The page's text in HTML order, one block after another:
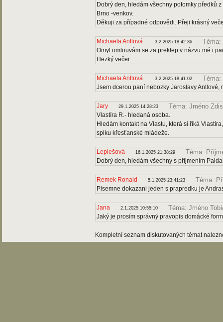
Dobrý den, hledám všechny potomky předků
Brno -venkov.
Děkuji za případné odpovědi. Přeji krásný
Michaela Antlová 3.2.2025 18:42:36 Téma:
Omyl omlouvám se za preklep v názvu mé i
Hezký večer.
Michaela Antlová 3.2.2025 18:41:02 Téma:
Jsem dcerou paní nebozky Jaroslavy
Jary 29.1.2025 14:28:23 Téma: Jméno
Vlastíra R.- hledaná osoba.
Hledám kontakt na Vlastu, která si říká
splku křesťanské mládeže.
Lepiešová 16.1.2025 21:38:29 Téma:
Dobrý den, hledám všechny s příjmením
Remek Ronald 5.1.2025 23:41:23 Téma:
Pisemne dokazani jeden s prapredku je
Jana 2.1.2025 10:55:10 Téma: Jméno
Jaký je prosím správný pravopis domácké
Kompletní seznam diskutovaných témat